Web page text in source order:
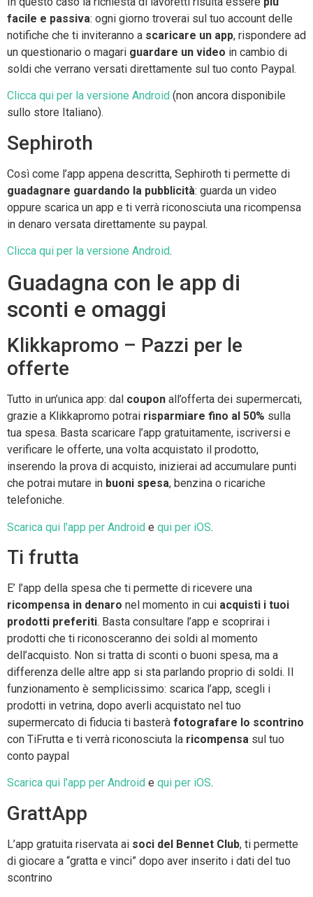
facile e passiva: ogni giorno troverai sul tuo account delle
notifiche che ti inviteranno a scaricare un app, rispondere ad
un questionario o magari guardare un video in cambio di
soldi che verrano versati direttamente sul tuo conto Paypal.
Clicca qui per la versione Android (non ancora disponibile
sullo store Italiano).
Sephiroth
Così come l’app appena descritta, Sephiroth ti permette di
guadagnare guardando la pubblicità: guarda un video
oppure scarica un app e ti verrà riconosciuta una ricompensa
in denaro versata direttamente su paypal.
Clicca qui per la versione Android.
Guadagna con le app di
sconti e omaggi
Klikkapromo – Pazzi per le
offerte
Tutto in un’unica app: dal coupon all’offerta dei supermercati,
grazie a Klikkapromo potrai risparmiare fino al 50% sulla
tua spesa. Basta scaricare l’app gratuitamente, iscriversi e
verificare le offerte, una volta acquistato il prodotto,
inserendo la prova di acquisto, inizierai ad accumulare punti
che potrai mutare in buoni spesa, benzina o ricariche
telefoniche.
Scarica qui l’app per Android e qui per iOS.
Ti frutta
E’ l’app della spesa che ti permette di ricevere una
ricompensa in denaro nel momento in cui acquisti i tuoi
prodotti preferiti. Basta consultare l’app e scoprirai i
prodotti che ti riconosceranno dei soldi al momento
dell’acquisto. Non si tratta di sconti o buoni spesa, ma a
differenza delle altre app si sta parlando proprio di soldi. Il
funzionamento è semplicissimo: scarica l’app, scegli i
prodotti in vetrina, dopo averli acquistato nel tuo
supermercato di fiducia ti basterà fotografare lo scontrino
con TiFrutta e ti verrà riconosciuta la ricompensa sul tuo
conto paypal
Scarica qui l’app per Android e qui per iOS.
GrattApp
L’app gratuita riservata ai soci del Bennet Club, ti permette
di giocare a “gratta e vinci” dopo aver inserito i dati del tuo
scontrino